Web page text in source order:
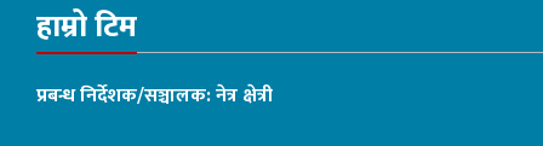
हाम्रो टिम
प्रबन्ध निर्देशक/सञ्चालक: नेत्र क्षेत्री